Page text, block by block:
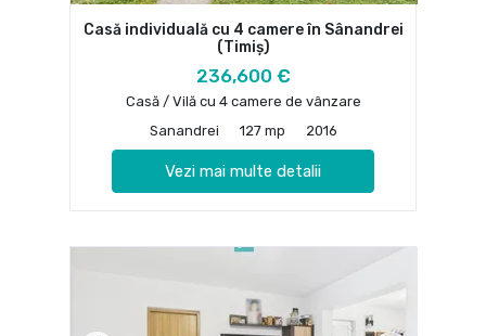
Casă individuală cu 4 camere în Sânandrei
(Timiș)
236,600 €
Casă / Vilă cu 4 camere de vânzare
Sanandrei
127 mp 2016
Vezi mai multe detalii